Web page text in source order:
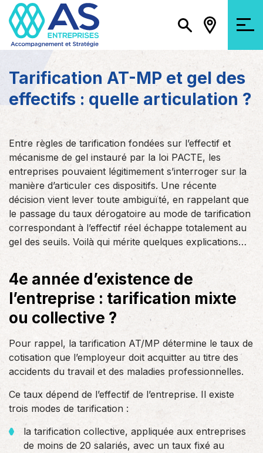
Tarification AT-MP et gel des
effectifs : quelle articulation ?
Entre règles de tarification fondées sur l’effectif et
mécanisme de gel instauré par la loi PACTE, les
entreprises pouvaient légitimement s’interroger sur la
manière d’articuler ces dispositifs. Une récente
décision vient lever toute ambiguïté, en rappelant que
le passage du taux dérogatoire au mode de tarification
correspondant à l’effectif réel échappe totalement au
gel des seuils. Voilà qui mérite quelques explications…
4e année d’existence de
l’entreprise : tarification mixte
ou collective ?
Pour rappel, la tarification AT/MP détermine le taux de
cotisation que l’employeur doit acquitter au titre des
accidents du travail et des maladies professionnelles.
Ce taux dépend de l’effectif de l’entreprise. Il existe
trois modes de tarification :
la tarification collective, appliquée aux entreprises
de moins de 20 salariés, avec un taux fixé au